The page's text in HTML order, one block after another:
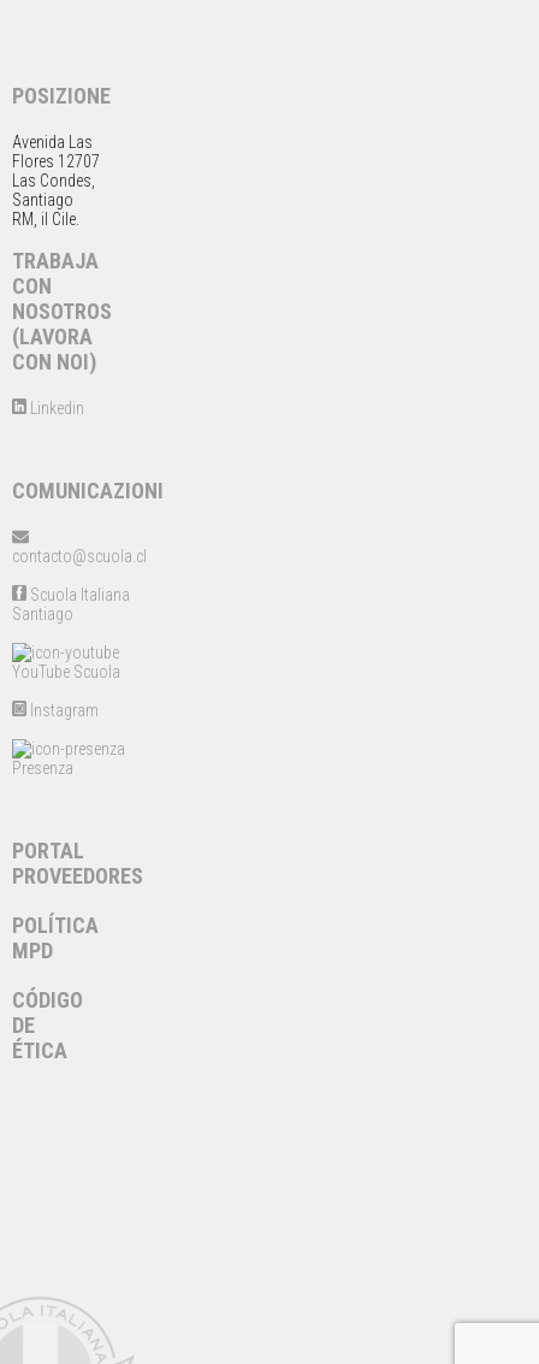
POSIZIONE
Avenida Las
Flores 12707
Las Condes,
Santiago
RM, il Cile.
TRABAJA
CON
NOSOTROS
(LAVORA
CON NOI)
Linkedin
COMUNICAZIONI
contacto@scuola.cl
Scuola Italiana
Santiago
YouTube Scuola
Instagram
Presenza
PORTAL
PROVEEDORES
POLÍTICA
MPD
CÓDIGO
DE
ÉTICA